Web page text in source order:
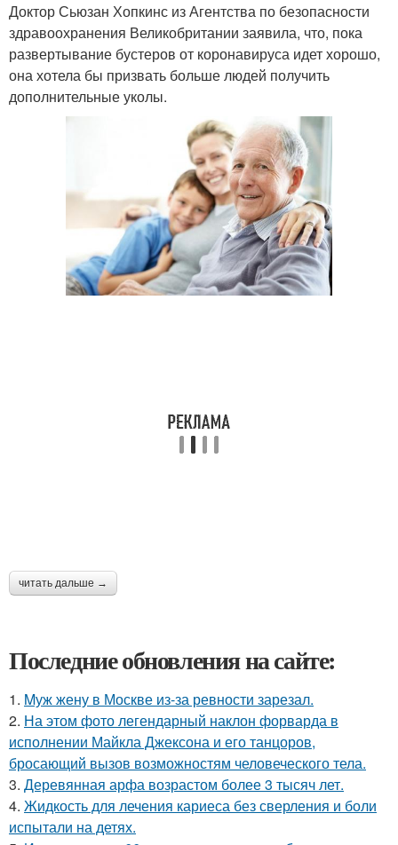
Доктор Сьюзан Хопкинс из Агентства по безопасности
здравоохранения Великобритании заявила, что, пока
развертывание бустеров от коронавируса идет хорошо,
она хотела бы призвать больше людей получить
дополнительные уколы.
читать дальше →
Последние обновления на сайте:
1. Mуж жену в Москве из-за ревности зарезал.
2. На этом фото легендарный наклон форварда в
исполнении Майкла Джексона и его танцоров,
бросающий вызов возможностям человеческого тела.
3. Деревянная арфа возрастом более 3 тысяч лет.
4. Жидкость для лечения кариеса без сверления и боли
испытали на детях.